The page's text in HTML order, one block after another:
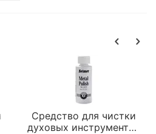
Средство для чистки
духовых инструментов